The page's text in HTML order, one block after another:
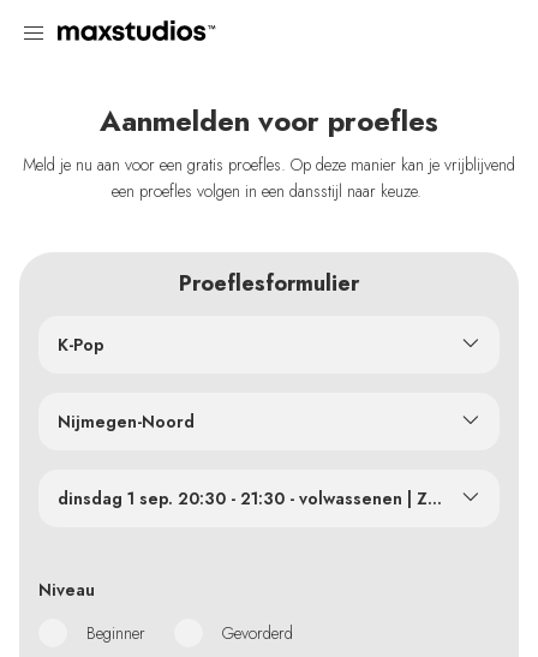
Aanmelden voor proefles
Meld je nu aan voor een gratis proefles. Op deze manier kan je vrijblijvend
een proefles volgen in een dansstijl naar keuze.
Proeflesformulier
K-Pop
Nijmegen-Noord
dinsdag 1 sep. 20:30 - 21:30 - volwassenen | Zaal 2
Niveau
Beginner
Gevorderd